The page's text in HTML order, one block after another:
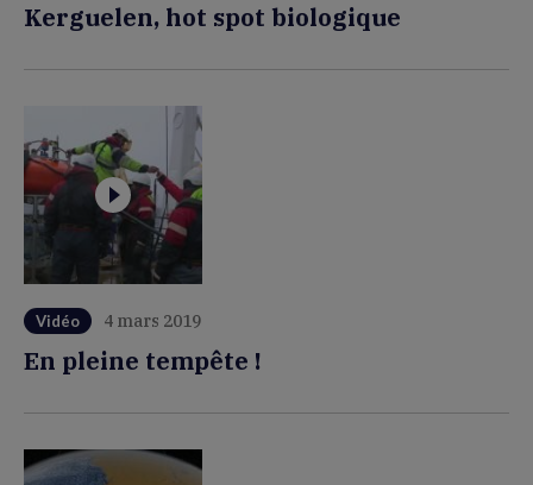
Kerguelen, hot spot biologique
Vidéo 4 mars 2019
En pleine tempête !